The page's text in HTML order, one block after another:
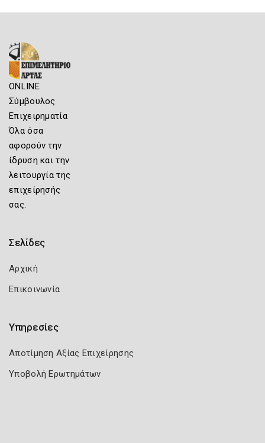
ONLINE
Σύμβουλος
Επιχειρηματία
Όλα όσα
αφορούν την
ίδρυση και την
λειτουργία της
επιχείρησής
σας.
Σελίδες
Αρχική
Επικοινωνία
Υπηρεσίες
Αποτίμηση Αξίας Επιχείρησης
Υποβολή Ερωτημάτων